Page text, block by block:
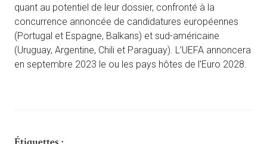
quant au potentiel de leur dossier, confronté à la
concurrence annoncée de candidatures européennes
(Portugal et Espagne, Balkans) et sud-américaine
(Uruguay, Argentine, Chili et Paraguay). L’UEFA annoncera
en septembre 2023 le ou les pays hôtes de l’Euro 2028.